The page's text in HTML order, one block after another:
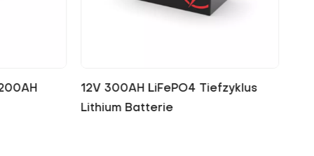
Ah
LiFePO4-Batterie 12V 200AH
Lithiumbatterie